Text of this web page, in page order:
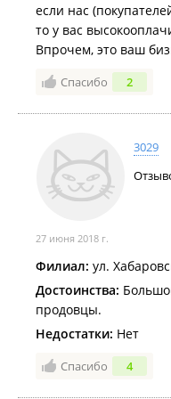
если нас
то у вас
Впрочем, это ваш
Спасибо 2
3029
27 июня 2018 г.
Филиал: ул.
Достоинства:
продовцы.
Недостатки: Нет
Спасибо 4